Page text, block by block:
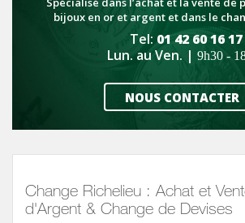
confirmer votre rendez-vous.
bijoux en or et argent et dans le
Tel: 01 42 60 16 17
Lun. au Ven. | 9h30 -
NOUS CONTACTER
Change Richelieu : Achat et
d'Argent & Change de Devises